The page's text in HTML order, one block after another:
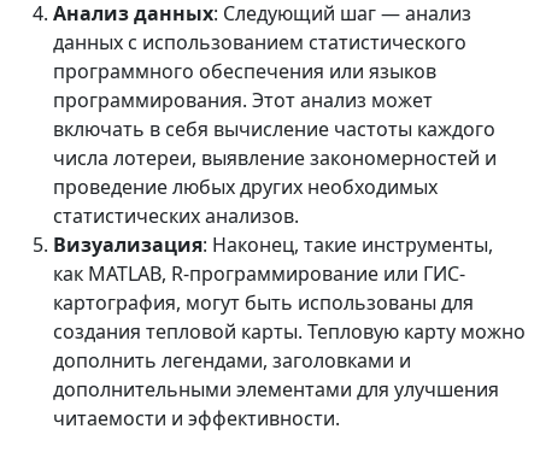
Анализ данных: Следующий шаг — анализ
данных с использованием статистического
программного обеспечения или языков
программирования. Этот анализ может
включать в себя вычисление частоты каждого
числа лотереи, выявление закономерностей и
проведение любых других необходимых
статистических анализов.
Визуализация: Наконец, такие инструменты,
как MATLAB, R-программирование или ГИС-
картография, могут быть использованы для
создания тепловой карты. Тепловую карту можно
дополнить легендами, заголовками и
дополнительными элементами для улучшения
читаемости и эффективности.